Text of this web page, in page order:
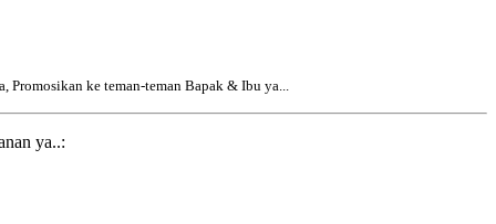
ke teman-teman Bapak & Ibu ya...
ya..: